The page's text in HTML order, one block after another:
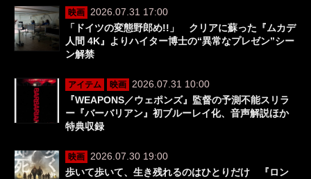
映画 2026.07.31 17:00
「ドイツの変態野郎め!!」 クリアに蘇った『ムカデ
人間 4K』よりハイター博士の“異常なプレゼン”シー
ン解禁
アイテム 映画 2026.07.31 10:00
『WEAPONS／ウェポンズ』監督の予測不能スリラ
ー『バーバリアン』初ブルーレイ化、音声解説ほか
特典収録
映画 2026.07.30 19:00
歩いて歩いて、生き残れるのはひとりだけ 『ロン